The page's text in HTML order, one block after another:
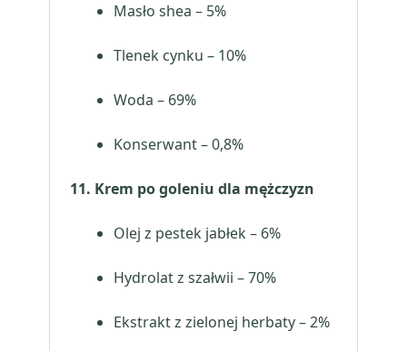
Masło shea – 5%
Tlenek cynku – 10%
Woda – 69%
Konserwant – 0,8%
11. Krem po goleniu dla mężczyzn
Olej z pestek jabłek – 6%
Hydrolat z szałwii – 70%
Ekstrakt z zielonej herbaty – 2%